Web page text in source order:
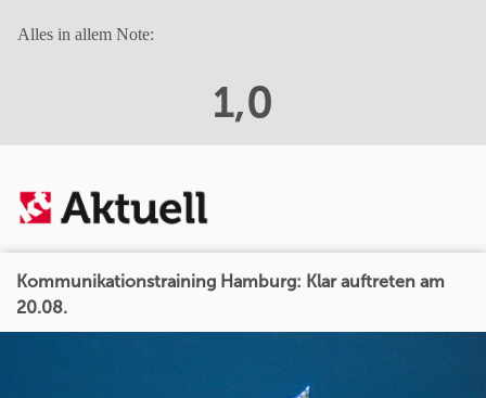
Alles in allem Note:
1,0
Kommunikationstraining Hamburg: Klar auftreten am
20.08.